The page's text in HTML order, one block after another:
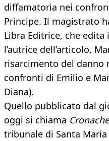
diffamatoria nei
Principe. Il magistrato
Libra Editrice, che
l’autrice dell’articolo,
risarcimento del danno
confronti di Emilio e
Diana).
Quello pubblicato dal
oggi si chiama
tribunale di Santa